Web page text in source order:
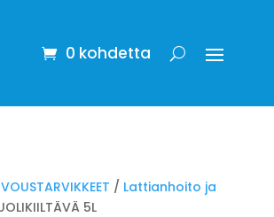
0 kohdetta
/ Lattianhoito ja
5L